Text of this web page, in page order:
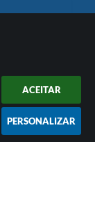
ACEITAR
PERSONALIZAR